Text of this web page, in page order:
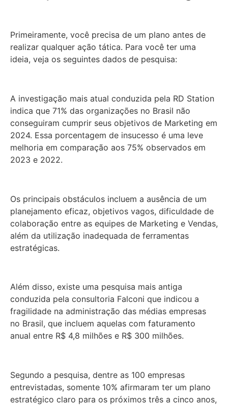
Primeiramente, você precisa de um plano antes de
realizar qualquer ação tática. Para você ter uma
ideia, veja os seguintes dados de pesquisa:
A investigação mais atual conduzida pela RD Station
indica que 71% das organizações no Brasil não
conseguiram cumprir seus objetivos de Marketing em
2024. Essa porcentagem de insucesso é uma leve
melhoria em comparação aos 75% observados em
2023 e 2022.
Os principais obstáculos incluem a ausência de um
planejamento eficaz, objetivos vagos, dificuldade de
colaboração entre as equipes de Marketing e Vendas,
além da utilização inadequada de ferramentas
estratégicas.
Além disso, existe uma pesquisa mais antiga
conduzida pela consultoria Falconi que indicou a
fragilidade na administração das médias empresas
no Brasil, que incluem aquelas com faturamento
anual entre R$ 4,8 milhões e R$ 300 milhões.
Segundo a pesquisa, dentre as 100 empresas
entrevistadas, somente 10% afirmaram ter um plano
estratégico claro para os próximos três a cinco anos,